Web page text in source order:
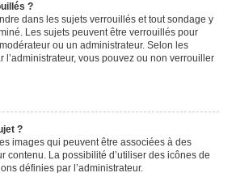
?
dans les sujets verrouillés et tout sondage y
Les sujets peuvent être verrouillés pour
ou un administrateur. Selon les
l’administrateur, vous pouvez ou non verrouiller
?
images qui peuvent être associées à des
contenu. La possibilité d’utiliser des icônes de
définies par l’administrateur.